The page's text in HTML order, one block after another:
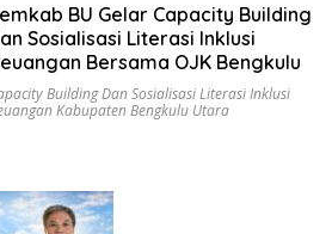
BU Gelar Capacity Building
Sosialisasi Literasi Inklusi
Bersama OJK Bengkulu
Building Dan Sosialisasi Literasi Inklusi
Kabupaten Bengkulu Utara